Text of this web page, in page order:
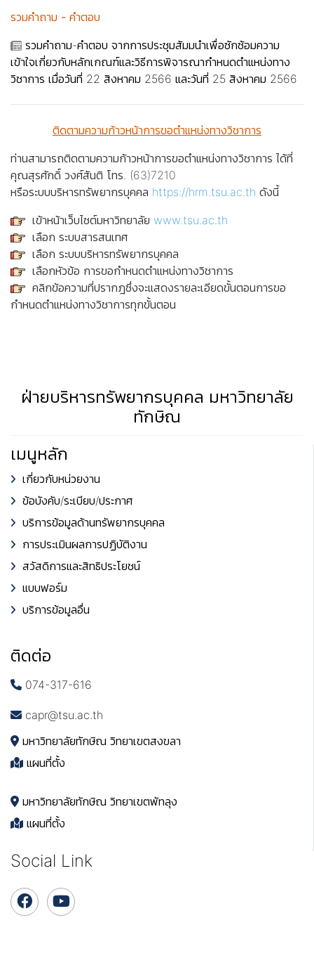
รวมคำถาม - คำตอบ
รวมคำถาม-คำตอบ จากการประชุมสัมมนำเพื่อซักซ้อมความ
เข้าใจเกี่ยวกับหลักเกณฑ์และวิธีการพิจารณากำหนดตำแหน่งทาง
วิชาการ เมื่อวันที่ 22 สิงหาคม 2566 และวันที่ 25 สิงหาคม 2566
ติดตามความก้าวหน้าการขอตำแหน่งทางวิชาการ
ท่านสามารถติดตามความก้าวหน้าการขอตำแหน่งทางวิชาการ ได้ที่
คุณสุรศักดิ์ วงศ์สันติ โทร. (63)7210
หรือระบบบริหารทรัพยากรบุคคล https://hrm.tsu.ac.th ดังนี้
เข้าหน้าเว็บไซต์มหาวิทยาลัย www.tsu.ac.th
เลือก ระบบสารสนเทศ
เลือก ระบบบริหารทรัพยากรบุคคล
เลือกหัวข้อ การขอกำหนดตำแหน่งทางวิชาการ
คลิกข้อความที่ปรากฎซึ่งจะแสดงรายละเอียดขั้นตอนการขอ
กำหนดตำแหน่งทางวิชาการทุกขั้นตอน
ฝ่ายบริหารทรัพยากรบุคคล มหาวิทยาลัย
ทักษิณ
เมนูหลัก
เกี่ยวกับหน่วยงาน
ข้อบังคับ/ระเบียบ/ประกาศ
บริการข้อมูลด้านทรัพยากรบุคคล
การประเมินผลการปฏิบัติงาน
สวัสดิการและสิทธิประโยชน์
แบบฟอร์ม
บริการข้อมูลอื่น
ติดต่อ
074-317-616
capr@tsu.ac.th
มหาวิทยาลัยทักษิณ วิทยาเขตสงขลา
แผนที่ตั้ง
มหาวิทยาลัยทักษิณ วิทยาเขตพัทลุง
แผนที่ตั้ง
Social Link